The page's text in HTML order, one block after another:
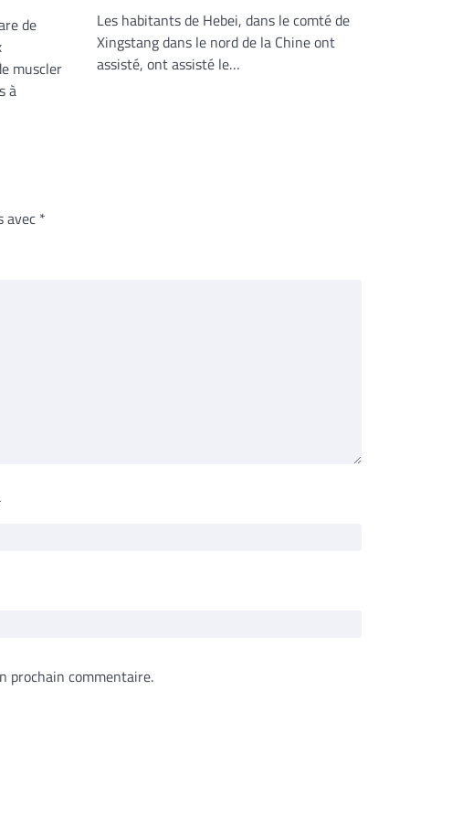
de
muscler
à
Les habitants de Hebei, dans le comté de
Xingstang dans le nord de la Chine ont
assisté, ont assisté le…
avec *
prochain commentaire.